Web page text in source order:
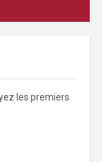
les premiers